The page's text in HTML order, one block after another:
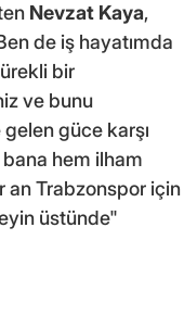
Nevzat Kaya,
de iş hayatımda
bir
ve bunu
güce karşı
bana hem ilham
an Trabzonspor için
üstünde"